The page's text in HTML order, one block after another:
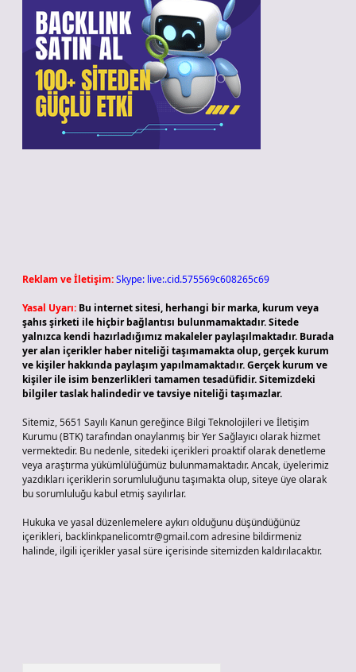
Reklam ve İletişim:Skype: live:.cid.575569c608265c69
Yasal Uyarı: Bu internet sitesi, herhangi bir marka, kurum veya
şahıs şirketi ile hiçbir bağlantısı bulunmamaktadır. Sitede
yalnızca kendi hazırladığımız makaleler paylaşılmaktadır. Burada
yer alan içerikler haber niteliği taşımamakta olup, gerçek kurum
ve kişiler hakkında paylaşım yapılmamaktadır. Gerçek kurum ve
kişiler ile isim benzerlikleri tamamen tesadüfidir. Sitemizdeki
bilgiler taslak halindedir ve tavsiye niteliği taşımazlar.
Sitemiz, 5651 Sayılı Kanun gereğince Bilgi Teknolojileri ve İletişim
Kurumu (BTK) tarafından onaylanmış bir Yer Sağlayıcı olarak hizmet
vermektedir. Bu nedenle, sitedeki içerikleri proaktif olarak denetleme
veya araştırma yükümlülüğümüz bulunmamaktadır. Ancak, üyelerimiz
yazdıkları içeriklerin sorumluluğunu taşımakta olup, siteye üye olarak
bu sorumluluğu kabul etmiş sayılırlar.
Hukuka ve yasal düzenlemelere aykırı olduğunu düşündüğünüz
içerikleri, backlinkpanelicomtr@gmail.comadresine bildirmeniz
halinde, ilgili içerikler yasal süre içerisinde sitemizden kaldırılacaktır.